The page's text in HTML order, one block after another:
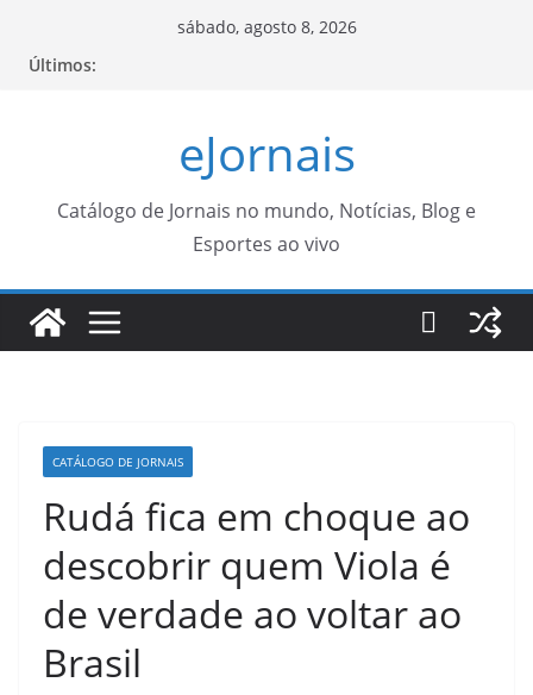
sábado, agosto 8, 2026
Últimos:
eJornais
Catálogo de Jornais no mundo, Notícias, Blog e
Esportes ao vivo
CATÁLOGO DE JORNAIS
Rudá fica em choque ao
descobrir quem Viola é
de verdade ao voltar ao
Brasil